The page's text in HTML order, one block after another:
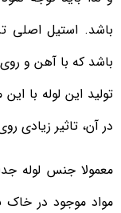
باشد. استیل اصلی
باشد که با آهن و
تولید این لوله با
در آن، تاثیر زیادی
معمولا جنس لوله
مواد موجود در خاک